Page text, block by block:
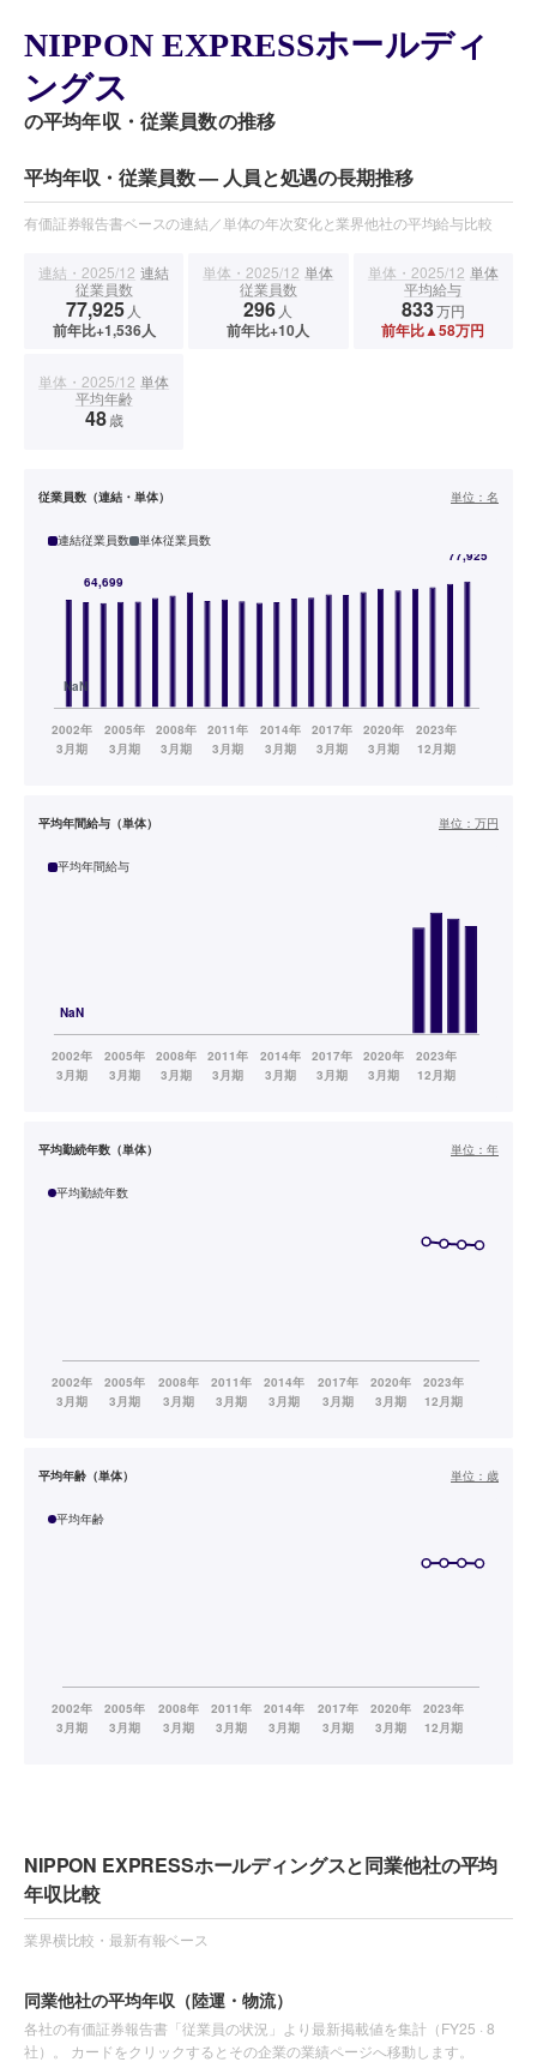
NIPPON EXPRESSホールディ
ングス
の平均年収・従業員数の推移
平均年収・従業員数 — 人員と処遇の長期推移
有価証券報告書ベースの連結／単体の年次変化と業界他社の平均給与比較
連結・2025/12 連結
従業員数
77,925 人
前年比+1,536人
単体・2025/12 単体
従業員数
296 人
前年比+10人
単体・2025/12 単体
平均給与
833万円
前年比▲58万円
単体・2025/12 単体
平均年齢
48歳
従業員数（連結・単体） 単位： 名
連結従業員数 単体従業員数
平均年間給与（単体） 単位： 万円
平均年間給与
平均勤続年数（単体） 単位： 年
平均勤続年数
平均年齢（単体） 単位： 歳
平均年齢
NIPPON EXPRESSホールディングスと同業他社の平均
年収比較
業界横比較・最新有報ベース
同業他社の平均年収 （陸運・物流）
各社の有価証券報告書「従業員の状況」より最新掲載値を集計（FY25 · 8
社）。 カードをクリックするとその企業の業績ページへ移動します。